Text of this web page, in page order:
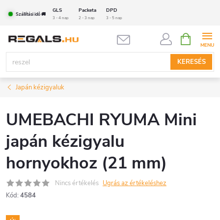
tartalomhoz
Szállítási idő 🚚
GLS Packeta DPD
3 - 4 nap 2 - 3 nap 3 - 5 nap
KERESÉS
KOSÁR
Japán kézigyaluk
UMEBACHI RYUMA Mini
japán kézigyalu
hornyokhoz (21 mm)
Nincs értékelés Ugrás az értékeléshez
Kód: 4584